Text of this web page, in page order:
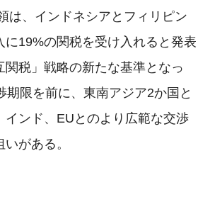
に19%の関税を受け入れると発表
関税」戦略の新たな基準となっ
期限を前に、東南アジア2か国と
インド、EUとのより広範な交渉
いがある。